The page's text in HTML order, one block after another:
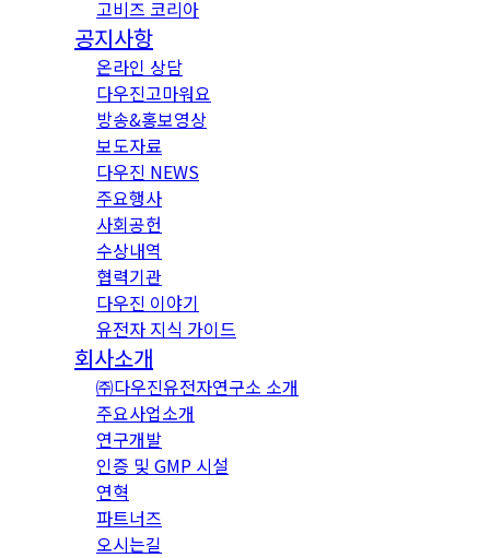
고비즈 코리아
공지사항
온라인 상담
다우진고마워요
방송&홍보영상
보도자료
다우진 NEWS
주요행사
사회공헌
수상내역
협력기관
다우진 이야기
유전자 지식 가이드
회사소개
㈜다우진유전자연구소 소개
주요사업소개
연구개발
인증 및 GMP 시설
연혁
파트너즈
오시는길